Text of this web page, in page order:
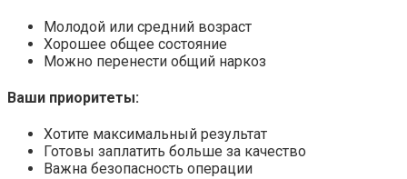
Молодой или средний возраст
Хорошее общее состояние
Можно перенести общий наркоз
Ваши приоритеты:
Хотите максимальный результат
Готовы заплатить больше за качество
Важна безопасность операции